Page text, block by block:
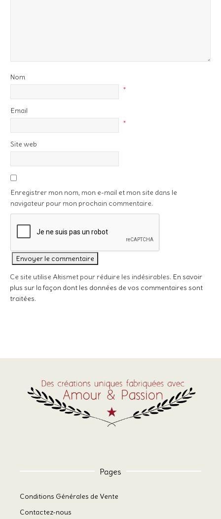
Nom
*
Email
*
Site web
Enregistrer mon nom, mon e-mail et mon site dans le
navigateur pour mon prochain commentaire.
Ce site utilise Akismet pour réduire les indésirables. En savoir
plus sur la façon dont les données de vos commentaires sont
traitées.
Pages
Conditions Générales de Vente
Contactez-nous